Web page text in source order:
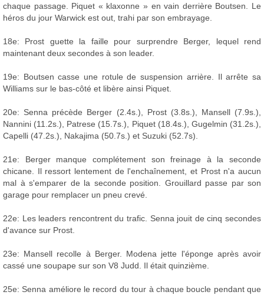
chaque passage. Piquet « klaxonne » en vain derrière Boutsen. Le
héros du jour Warwick est out, trahi par son embrayage.
18e: Prost guette la faille pour surprendre Berger, lequel rend
maintenant deux secondes à son leader.
19e: Boutsen casse une rotule de suspension arrière. Il arrête sa
Williams sur le bas-côté et libère ainsi Piquet.
20e: Senna précède Berger (2.4s.), Prost (3.8s.), Mansell (7.9s.),
Nannini (11.2s.), Patrese (15.7s.), Piquet (18.4s.), Gugelmin (31.2s.),
Capelli (47.2s.), Nakajima (50.7s.) et Suzuki (52.7s).
21e: Berger manque complétement son freinage à la seconde
chicane. Il ressort lentement de l'enchaînement, et Prost n'a aucun
mal à s'emparer de la seconde position. Grouillard passe par son
garage pour remplacer un pneu crevé.
22e: Les leaders rencontrent du trafic. Senna jouit de cinq secondes
d'avance sur Prost.
23e: Mansell recolle à Berger. Modena jette l'éponge après avoir
cassé une soupape sur son V8 Judd. Il était quinzième.
25e: Senna améliore le record du tour à chaque boucle pendant que